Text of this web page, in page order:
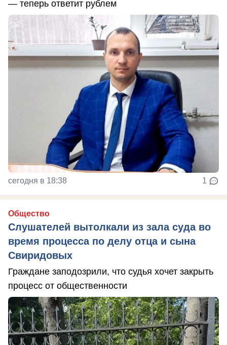
— теперь ответит рублем
сегодня в 18:38 1
Общество
Слушателей вытолкали из зала суда во
время процесса по делу отца и сына
Свиридовых
Граждане заподозрили, что судья хочет закрыть
процесс от общественности